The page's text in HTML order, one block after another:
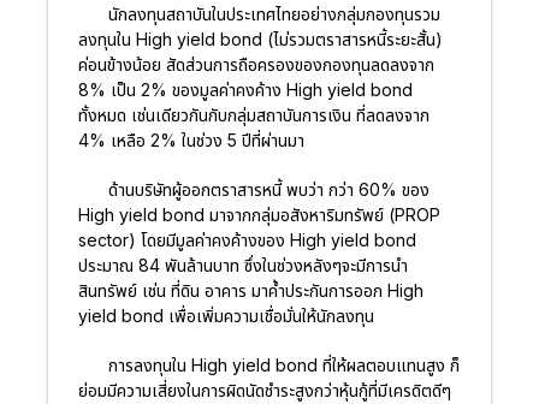
นักลงทุนสถาบันในประเทศไทยอย่างกลุ่มกองทุนรวม
ลงทุนใน High yield bond (ไม่รวมตราสารหนี้ระยะสั้น)
ค่อนข้างน้อย สัดส่วนการถือครองของกองทุนลดลงจาก
8% เป็น 2% ของมูลค่าคงค้าง High yield bond
ทั้งหมด เช่นเดียวกันกับกลุ่มสถาบันการเงิน ที่ลดลงจาก
4% เหลือ 2% ในช่วง 5 ปีที่ผ่านมา
ด้านบริษัทผู้ออกตราสารหนี้ พบว่า กว่า 60% ของ
High yield bond มาจากกลุ่มอสังหาริมทรัพย์ (PROP
sector) โดยมีมูลค่าคงค้างของ High yield bond
ประมาณ 84 พันล้านบาท ซึ่งในช่วงหลังๆจะมีการนำ
สินทรัพย์ เช่น ที่ดิน อาคาร มาค้ำประกันการออก High
yield bond เพื่อเพิ่มความเชื่อมั่นให้นักลงทุน
การลงทุนใน High yield bond ที่ให้ผลตอบแทนสูง ก็
ย่อมมีความเสี่ยงในการผิดนัดชำระสูงกว่าหุ้นกู้ที่มีเครดิตดีๆ